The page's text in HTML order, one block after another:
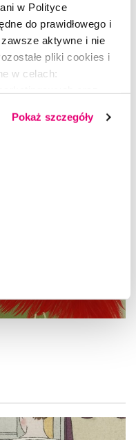
w Polityce
do prawidłowego i
aktywne i nie
pliki cookies i
w celach:
i technologie
informacji
dostęp do niego i
lub niektóre
"Ustawienia
wpływa na
jej wycofaniem
Pokaż szczegóły